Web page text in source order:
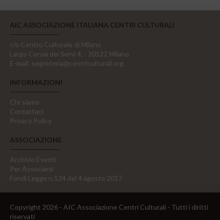
AIC ASSOCIAZIONE ITALIANA CENTRI CULTURALI
c/o Centro Culturale di Milano
Largo Corsia dei Servi 4, - 20122 Milano
E-mail: segreteria@centriculturali.org
INFORMAZIONI
Chi siamo
Contattaci
Privacy Policy
ASSOCIAZIONE
Archivio Eventi
Per Associarsi
Fondi Legge n.124 del 4 agosto 2017
Copyright 2026 - AIC Associazione Centri Culturali - Tutti i diritti
riservati